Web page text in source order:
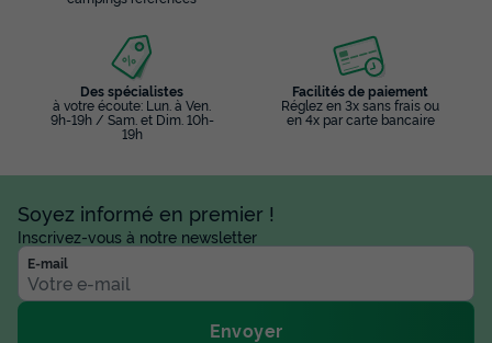
Des spécialistes
à votre écoute: Lun. à Ven.
9h-19h / Sam. et Dim. 10h-
19h
Facilités de paiement
Réglez en 3x sans frais ou
en 4x par carte bancaire
Soyez informé en premier !
Inscrivez-vous à notre newsletter
E-mail
Envoyer